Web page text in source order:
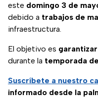
este domingo 3 de
debido a trabajos de
infraestructura.
El objetivo es
durante la temporada
Suscríbete a nuestro
informado desde la